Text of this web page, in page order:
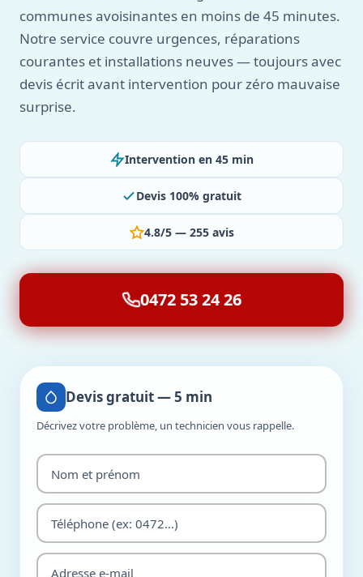
communes avoisinantes en moins de 45 minutes.
Notre service couvre urgences, réparations
courantes et installations neuves — toujours avec
devis écrit avant intervention pour zéro mauvaise
surprise.
Intervention en 45 min
Devis 100% gratuit
4.8/5 — 255 avis
0472 53 24 26
Devis gratuit — 5 min
Décrivez votre problème, un technicien vous rappelle.